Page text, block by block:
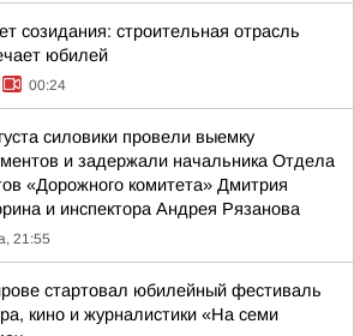
созидания: строительная отрасль
юбилей
00:24
силовики провели выемку
и задержали начальника Отдела
«Дорожного комитета» Дмитрия
и инспектора Андрея Рязанова
21:55
стартовал юбилейный фестиваль
кино и журналистики «На семи